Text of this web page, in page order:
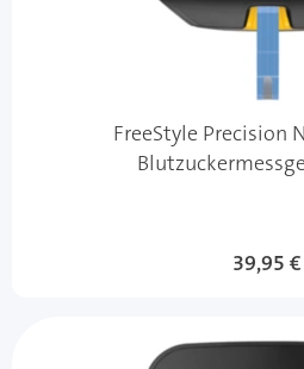
FreeStyle Precision
39,95 €